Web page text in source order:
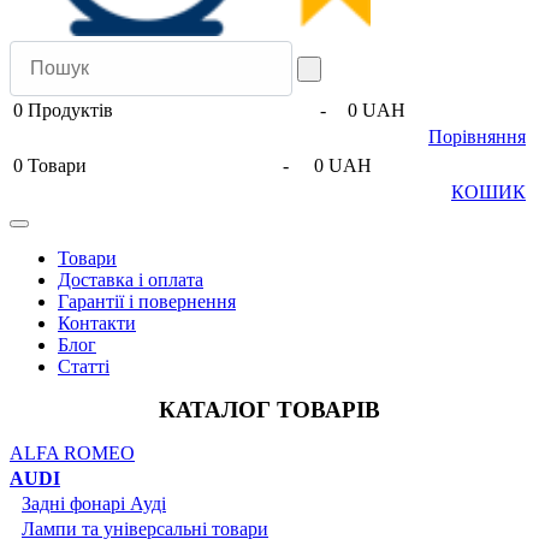
0 Продуктів -
0 UAH
Порівняння
0 Товари -
0 UAH
КОШИК
Товари
Доставка і оплата
Гарантії і повернення
Контакти
Блог
Статті
КАТАЛОГ ТОВАРІВ
ALFA ROMEO
AUDI
Задні фонарі Ауді
Лампи та універсальні товари